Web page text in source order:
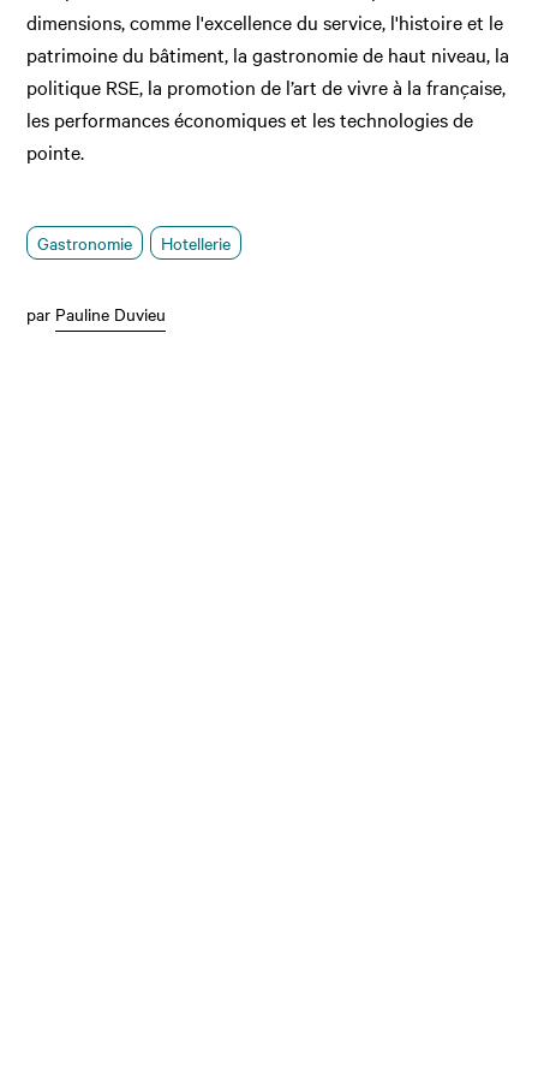
dimensions, comme l'excellence du service, l'histoire et le
patrimoine du bâtiment, la gastronomie de haut niveau, la
politique RSE, la promotion de l’art de vivre à la française,
les performances économiques et les technologies de
pointe.
Gastronomie Hotellerie
par Pauline Duvieu